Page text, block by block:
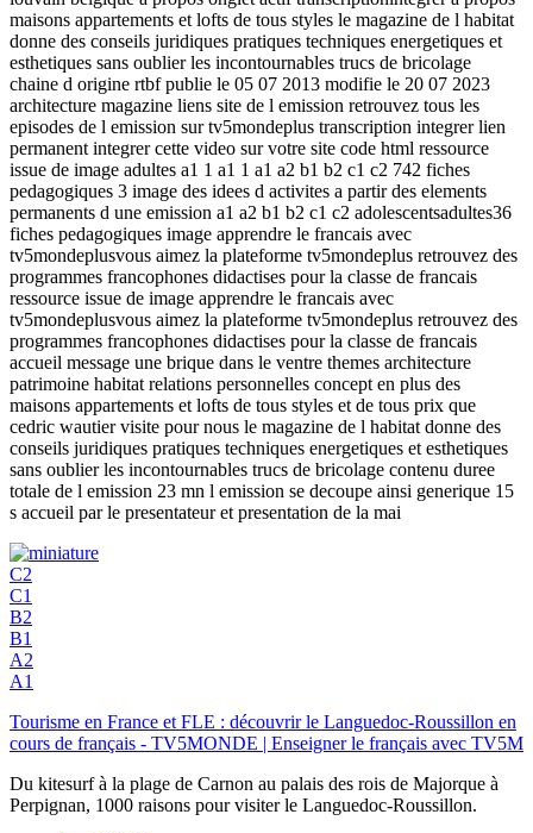
maisons appartements et lofts de tous styles le magazine de l habitat
donne des conseils juridiques pratiques techniques energetiques et
esthetiques sans oublier les incontournables trucs de bricolage
chaine d origine rtbf publie le 05 07 2013 modifie le 20 07 2023
architecture magazine liens site de l emission retrouvez tous les
episodes de l emission sur tv5mondeplus transcription integrer lien
permanent integrer cette video sur votre site code html ressource
issue de image adultes a1 1 a1 1 a1 a2 b1 b2 c1 c2 742 fiches
pedagogiques 3 image des idees d activites a partir des elements
permanents d une emission a1 a2 b1 b2 c1 c2 adolescentsadultes36
fiches pedagogiques image apprendre le francais avec
tv5mondeplusvous aimez la plateforme tv5mondeplus retrouvez des
programmes francophones didactises pour la classe de francais
ressource issue de image apprendre le francais avec
tv5mondeplusvous aimez la plateforme tv5mondeplus retrouvez des
programmes francophones didactises pour la classe de francais
accueil message une brique dans le ventre themes architecture
patrimoine habitat relations personnelles concept en plus des
maisons appartements et lofts de tous styles et de tous prix que
cedric wautier visite pour nous le magazine de l habitat donne des
conseils juridiques pratiques techniques energetiques et esthetiques
sans oublier les incontournables trucs de bricolage contenu duree
totale de l emission 23 mn l emission se decoupe ainsi generique 15
s accueil par le presentateur et presentation de la mai
C2
C1
B2
B1
A2
A1
Tourisme en France et FLE : découvrir le Languedoc-Roussillon en
cours de français - TV5MONDE | Enseigner le français avec TV5M
Du kitesurf à la plage de Carnon au palais des rois de Majorque à
Perpignan, 1000 raisons pour visiter le Languedoc-Roussillon.